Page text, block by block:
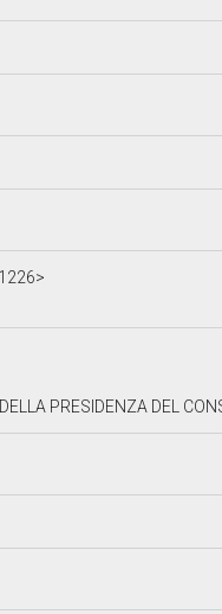
PRESIDENZA DEL